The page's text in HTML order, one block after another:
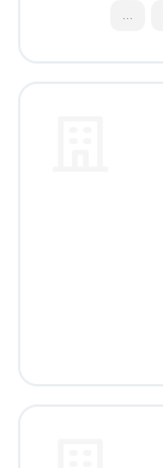
...